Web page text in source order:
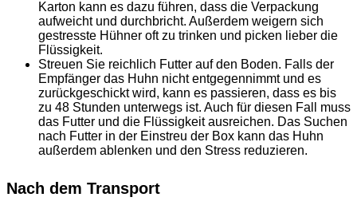
Karton kann es dazu führen, dass die Verpackung
aufweicht und durchbricht. Außerdem weigern sich
gestresste Hühner oft zu trinken und picken lieber die
Flüssigkeit.
Streuen Sie reichlich Futter auf den Boden. Falls der
Empfänger das Huhn nicht entgegennimmt und es
zurückgeschickt wird, kann es passieren, dass es bis
zu 48 Stunden unterwegs ist. Auch für diesen Fall muss
das Futter und die Flüssigkeit ausreichen. Das Suchen
nach Futter in der Einstreu der Box kann das Huhn
außerdem ablenken und den Stress reduzieren.
Nach dem Transport